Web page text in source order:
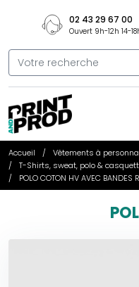
02 43 29 67 00
Ouvert 9h-12h 14-
Accueil Vêtements à
T-Shirts, sweat, polo &
POLO COTON HV AVEC BANDES